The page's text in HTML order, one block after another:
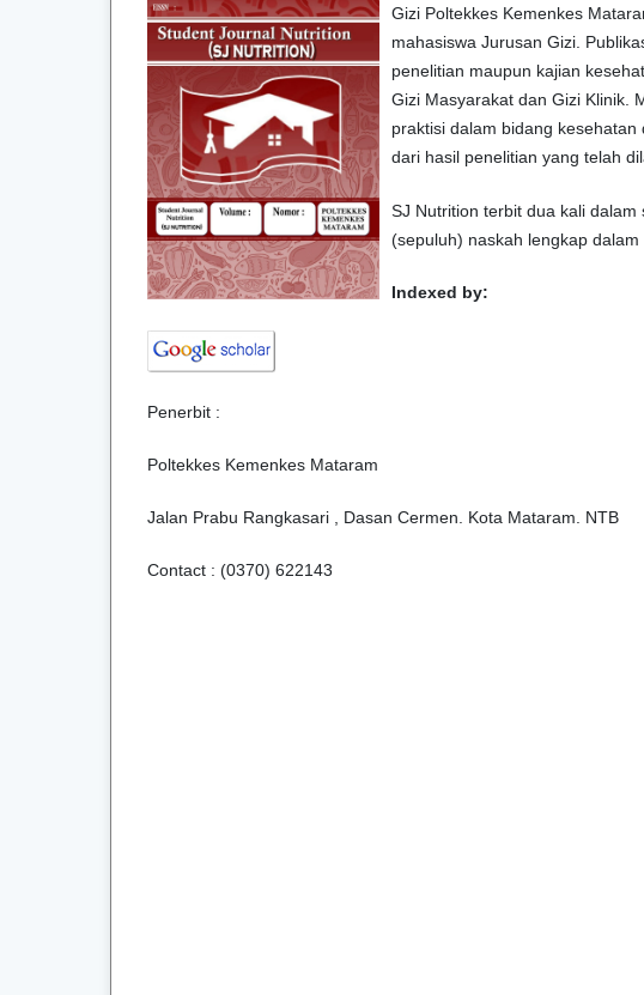
Gizi Poltekkes Kemenkes
mahasiswa Jurusan Gizi.
penelitian maupun kajian
Gizi Masyarakat dan Gizi Klinik.
praktisi dalam bidang
dari hasil penelitian yang telah
SJ Nutrition terbit dua kali
(sepuluh) naskah lengkap dalam
Indexed by:
Penerbit :
Poltekkes Kemenkes Mataram
Jalan Prabu Rangkasari , Dasan Cermen. Kota Mataram. NTB
Contact : (0370) 622143